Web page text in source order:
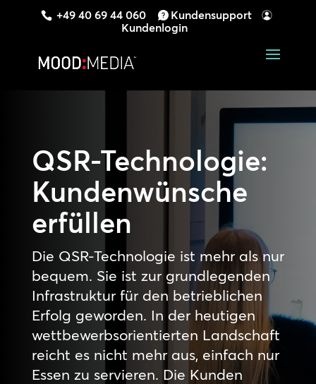
+49 40 69 44 060
Kundensupport
Kundenlogin
QSR-Technologie:
Kundenwünsche
erfüllen
Die QSR-Technologie ist mehr als nur
bequem. Sie ist zur grundlegenden
Infrastruktur für den betrieblichen
Erfolg geworden. In der heutigen
wettbewerbsorientierten Landschaft
reicht es nicht mehr aus, einfach nur
Essen zu servieren. Die Kunden